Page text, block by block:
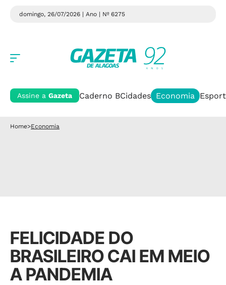
domingo, 26/07/2026 | Ano | Nº 6275
Assine a Gazeta Caderno BCidades Economia
Home>Economia
FELICIDADE DO
BRASILEIRO CAI EM MEIO
A PANDEMIA